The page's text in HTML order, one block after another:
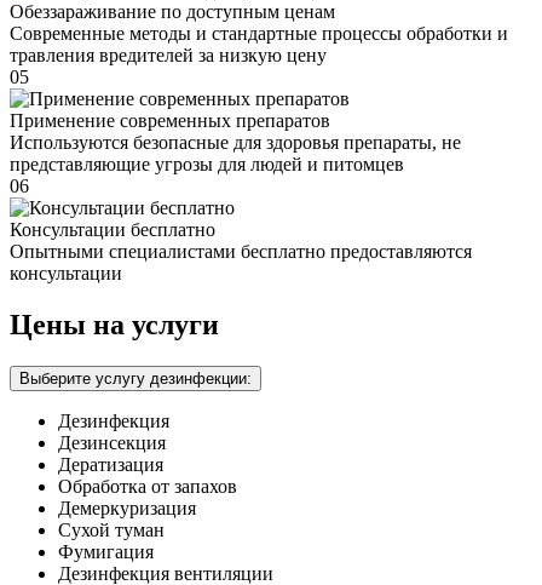
Обеззараживание по доступным ценам
Современные методы и стандартные процессы обработки и
травления вредителей за низкую цену
05
Применение современных препаратов
Используются безопасные для здоровья препараты, не
представляющие угрозы для людей и питомцев
06
Консультации бесплатно
Опытными специалистами бесплатно предоставляются
консультации
Цены на услуги
Выберите услугу дезинфекции:
Дезинфекция
Дезинсекция
Дератизация
Обработка от запахов
Демеркуризация
Сухой туман
Фумигация
Дезинфекция вентиляции